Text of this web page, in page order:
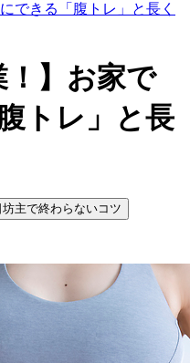
できる「腹トレ」と長く
！】お家で
トレ」と長
坊主で終わらないコツ